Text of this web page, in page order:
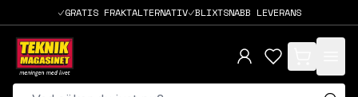
GRATIS FRAKTALTERNATIV BLIXTSNABB LEVERANS
items in cart,